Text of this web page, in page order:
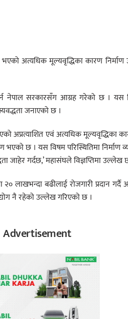
अत्यधिक मूल्यवृद्धिका कारण
नेपाल सरकारसँग आग्रह गरेको छ । यस
जनाएको छ ।
भएको अप्रत्याशित एवं अत्यधिक
भएको छ । यस विषम परिस्थितिमा
जाहेर गर्दछ,’ महासंघले विज्ञप्तिमा उल्लेख
२० लाखभन्दा बढीलाई रोजगारी प्रदान
नै रहेको उल्लेख गरिएको छ ।
Advertisement